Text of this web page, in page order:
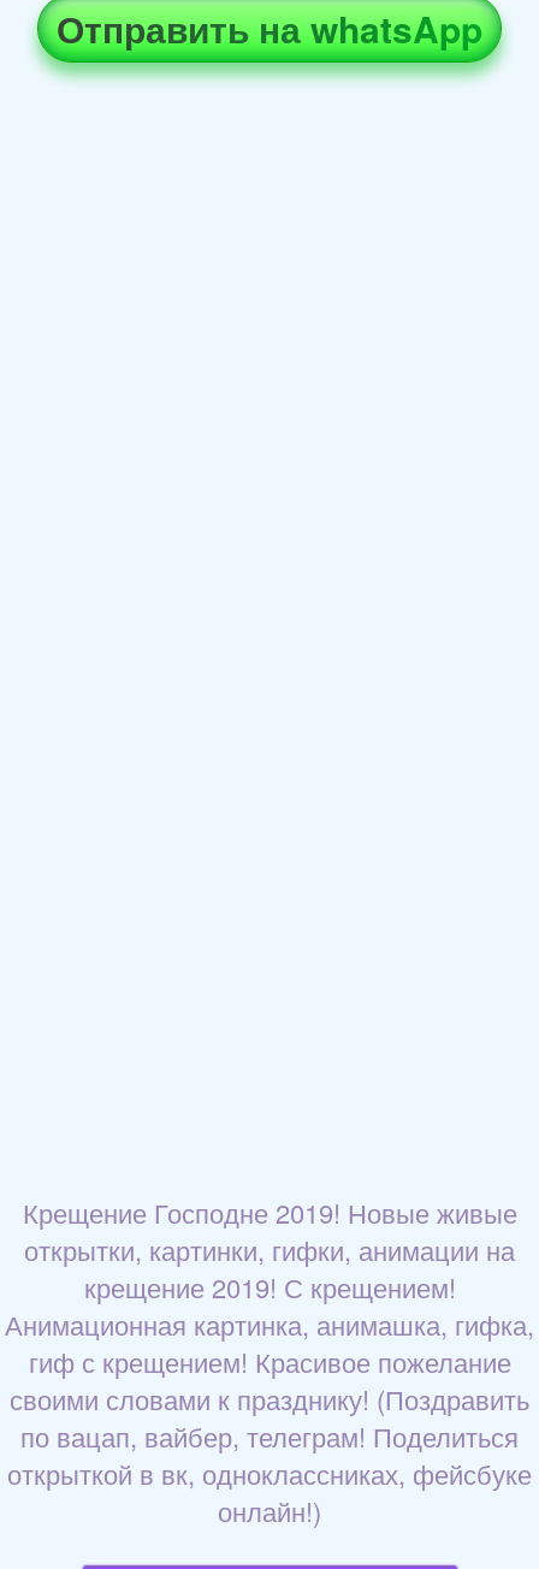
Отправить на whatsApp
Крещение Господне 2019! Новые живые
открытки, картинки, гифки, анимации на
крещение 2019! С крещением!
Анимационная картинка, анимашка, гифка,
гиф с крещением! Красивое пожелание
своими словами к празднику! (Поздравить
по вацап, вайбер, телеграм! Поделиться
открыткой в вк, одноклассниках, фейсбуке
онлайн!)